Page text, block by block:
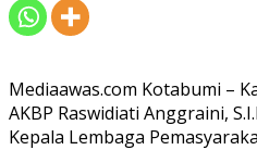
Mediaawas.com Kotabumi –
AKBP Raswidiati Anggraini,
Kepala Lembaga